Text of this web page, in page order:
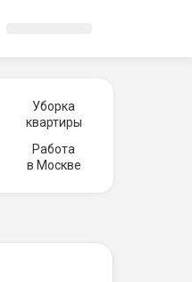
Уборка
квартиры
Работа
в Москве